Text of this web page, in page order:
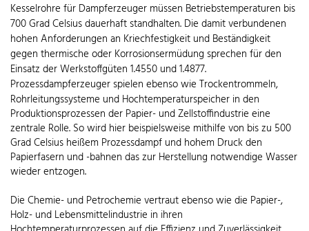
Kesselrohre für Dampferzeuger müssen Betriebstemperaturen bis
700 Grad Celsius dauerhaft standhalten. Die damit verbundenen
hohen Anforderungen an Kriechfestigkeit und Beständigkeit
gegen thermische oder Korrosionsermüdung sprechen für den
Einsatz der Werkstoffgüten 1.4550 und 1.4877.
Prozessdampferzeuger spielen ebenso wie Trockentrommeln,
Rohrleitungssysteme und Hochtemperaturspeicher in den
Produktionsprozessen der Papier- und Zellstoffindustrie eine
zentrale Rolle. So wird hier beispielsweise mithilfe von bis zu 500
Grad Celsius heißem Prozessdampf und hohem Druck den
Papierfasern und -bahnen das zur Herstellung notwendige Wasser
wieder entzogen.
Die Chemie- und Petrochemie vertraut ebenso wie die Papier-,
Holz- und Lebensmittelindustrie in ihren